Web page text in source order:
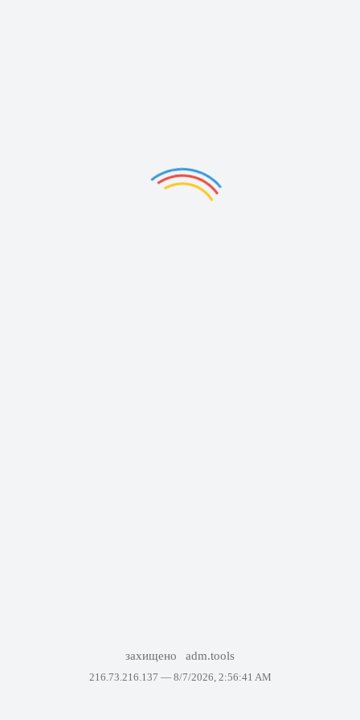
захищено adm.tools
216.73.216.137 — 8/7/2026, 2:56:41 AM